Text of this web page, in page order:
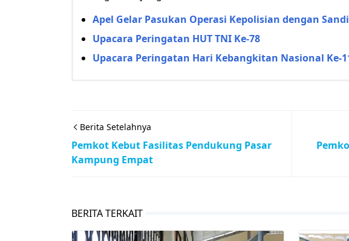
Apel Gelar Pasukan Operasi Kepolisian dengan
Upacara Peringatan HUT TNI Ke-78
Upacara Peringatan Hari Kebangkitan Nasional Ke-
Berita Setelahnya
Pemkot Kebut Fasilitas Pendukung Pasar
Kampung Empat
BERITA TERKAIT